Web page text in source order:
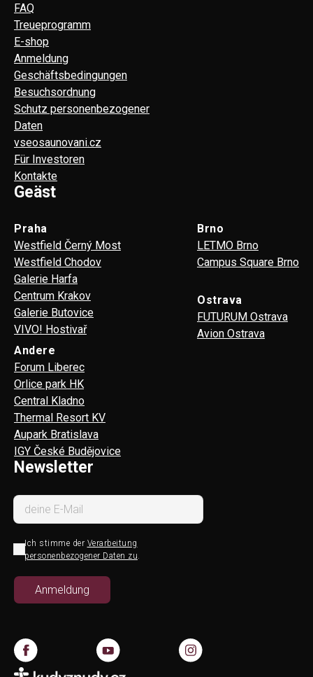
FAQ
Treueprogramm
E-shop
Anmeldung
Geschäftsbedingungen
Besuchsordnung
Schutz personenbezogener
Daten
vseosaunovani.cz
Für Investoren
Kontakte
Geäst
Praha
Westfield Černý Most
Westfield Chodov
Galerie Harfa
Centrum Krakov
Galerie Butovice
VIVO! Hostivař
Brno
LETMO Brno
Campus Square Brno
Ostrava
FUTURUM Ostrava
Avion Ostrava
Andere
Forum Liberec
Orlice park HK
Central Kladno
Thermal Resort KV
Aupark Bratislava
IGY České Budějovice
Newsletter
Ich stimme der Verarbeitung
personenbezogener Daten zu